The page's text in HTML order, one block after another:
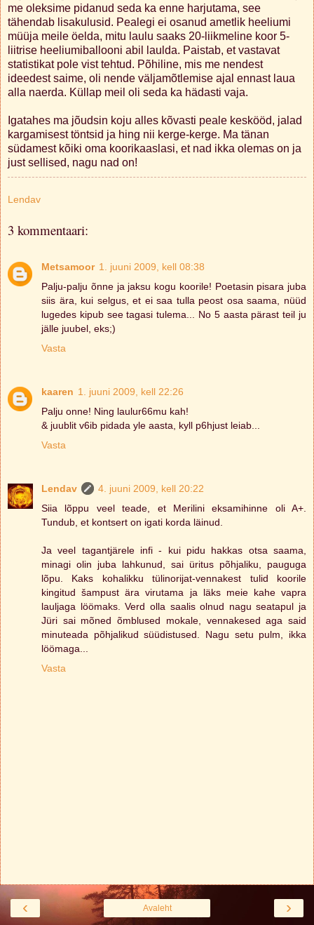
me oleksime pidanud seda ka enne harjutama, see
tähendab lisakulusid. Pealegi ei osanud ametlik heeliumi
müüja meile öelda, mitu laulu saaks 20-liikmeline koor 5-
liitrise heeliumiballooni abil laulda. Paistab, et vastavat
statistikat pole vist tehtud. Põhiline, mis me nendest
ideedest saime, oli nende väljamõtlemise ajal ennast laua
alla naerda. Küllap meil oli seda ka hädasti vaja.
Igatahes ma jõudsin koju alles kõvasti peale keskööd, jalad
kargamisest töntsid ja hing nii kerge-kerge. Ma tänan
südamest kõiki oma koorikaaslasi, et nad ikka olemas on ja
just sellised, nagu nad on!
Lendav
3 kommentaari:
Metsamoor 1. juuni 2009, kell 08:38
Palju-palju õnne ja jaksu kogu koorile! Poetasin pisara juba
siis ära, kui selgus, et ei saa tulla peost osa saama, nüüd
lugedes kipub see tagasi tulema... No 5 aasta pärast teil ju
jälle juubel, eks;)
Vasta
kaaren 1. juuni 2009, kell 22:26
Palju onne! Ning laulur66mu kah!
& juublit v6ib pidada yle aasta, kyll p6hjust leiab...
Vasta
Lendav
4. juuni 2009, kell 20:22
Siia lõppu veel teade, et Merilini eksamihinne oli A+.
Tundub, et kontsert on igati korda läinud.
Ja veel tagantjärele infi - kui pidu hakkas otsa saama,
minagi olin juba lahkunud, sai üritus põhjaliku, pauguga
lõpu. Kaks kohalikku tülinorijat-vennakest tulid koorile
kingitud šampust ära virutama ja läks meie kahe vapra
lauljaga löömaks. Verd olla saalis olnud nagu seatapul ja
Jüri sai mõned õmblused mokale, vennakesed aga said
minuteada põhjalikud süüdistused. Nagu setu pulm, ikka
löömaga...
Vasta
‹ ›
Avaleht